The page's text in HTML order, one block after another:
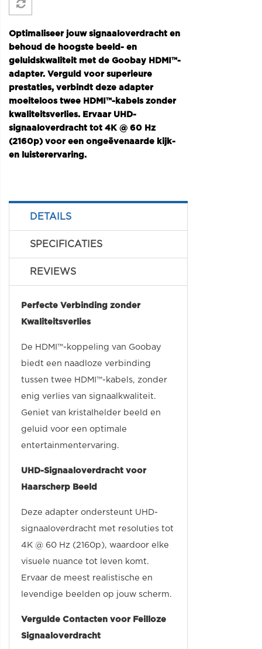
Optimaliseer jouw signaaloverdracht en
behoud de hoogste beeld- en
geluidskwaliteit met de Goobay HDMI™-
adapter. Verguld voor superieure
prestaties, verbindt deze adapter
moeiteloos twee HDMI™-kabels zonder
kwaliteitsverlies. Ervaar UHD-
signaaloverdracht tot 4K @ 60 Hz
(2160p) voor een ongeëvenaarde kijk-
en luisterervaring.
DETAILS
SPECIFICATIES
REVIEWS
Perfecte Verbinding zonder
Kwaliteitsverlies
De HDMI™-koppeling van Goobay
biedt een naadloze verbinding
tussen twee HDMI™-kabels, zonder
enig verlies van signaalkwaliteit.
Geniet van kristalhelder beeld en
geluid voor een optimale
entertainmentervaring.
UHD-Signaaloverdracht voor
Haarscherp Beeld
Deze adapter ondersteunt UHD-
signaaloverdracht met resoluties tot
4K @ 60 Hz (2160p), waardoor elke
visuele nuance tot leven komt.
Ervaar de meest realistische en
levendige beelden op jouw scherm.
Vergulde Contacten voor Feilloze
Signaaloverdracht